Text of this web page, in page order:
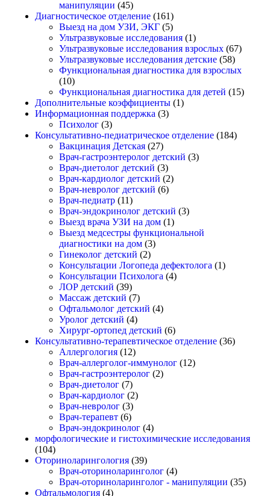
манипуляции (45)
Диагностическое отделение (161)
Выезд на дом УЗИ, ЭКГ (5)
Ультразвуковые исследования (1)
Ультразвуковые исследования взрослых (67)
Ультразвуковые исследования детские (58)
Функциональная диагностика для взрослых
(10)
Функциональная диагностика для детей (15)
Дополнительные коэффициенты (1)
Информационная поддержка (3)
Психолог (3)
Консультативно-педиатрическое отделение (184)
Вакцинация Детская (27)
Врач-гастроэнтеролог детский (3)
Врач-диетолог детский (3)
Врач-кардиолог детский (2)
Врач-невролог детский (6)
Врач-педиатр (11)
Врач-эндокринолог детский (3)
Выезд врача УЗИ на дом (1)
Выезд медсестры функциональной
диагностики на дом (3)
Гинеколог детский (2)
Консультации Логопеда дефектолога (1)
Консультации Психолога (4)
ЛОР детский (39)
Массаж детский (7)
Офтальмолог детский (4)
Уролог детский (4)
Хирург-ортопед детский (6)
Консультативно-терапевтическое отделение (36)
Аллергология (12)
Врач-аллерголог-иммунолог (12)
Врач-гастроэнтеролог (2)
Врач-диетолог (7)
Врач-кардиолог (2)
Врач-невролог (3)
Врач-терапевт (6)
Врач-эндокринолог (4)
морфологические и гистохимические исследования
(104)
Оториноларингология (39)
Врач-оториноларинголог (4)
Врач-оториноларинголог - манипуляции (35)
Офтальмология (4)